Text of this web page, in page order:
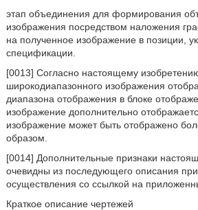
этап объединения для формирования
изображения посредством наложения
на полученное изображение в позиции,
спецификации.
[0013] Согласно настоящему
широкодиапазонного изображения
диапазона отображения в блоке
изображение дополнительно
изображение может быть отображено
образом.
[0014] Дополнительные признаки
очевидны из последующего описания
осуществления со ссылкой на
Краткое описание чертежей